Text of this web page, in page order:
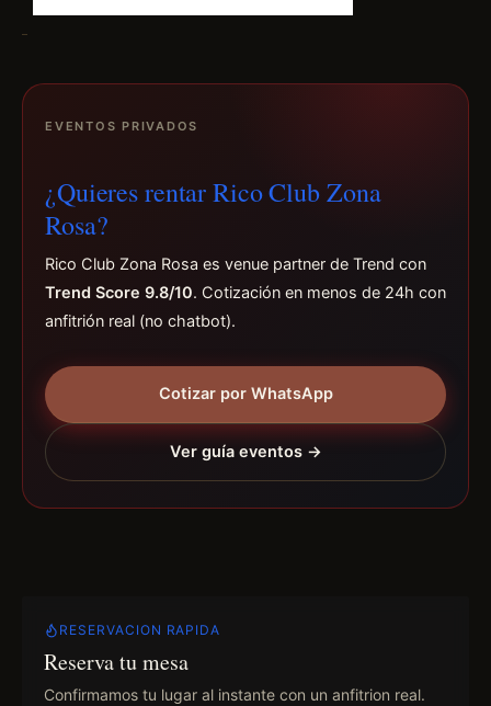
EVENTOS PRIVADOS
¿Quieres rentar Rico Club Zona
Rosa?
Rico Club Zona Rosa es venue partner de Trend con
Trend Score 9.8/10. Cotización en menos de 24h con
anfitrión real (no chatbot).
Cotizar por WhatsApp
Ver guía eventos →
RESERVACION RAPIDA
Reserva tu mesa
Confirmamos tu lugar al instante con un anfitrion real.